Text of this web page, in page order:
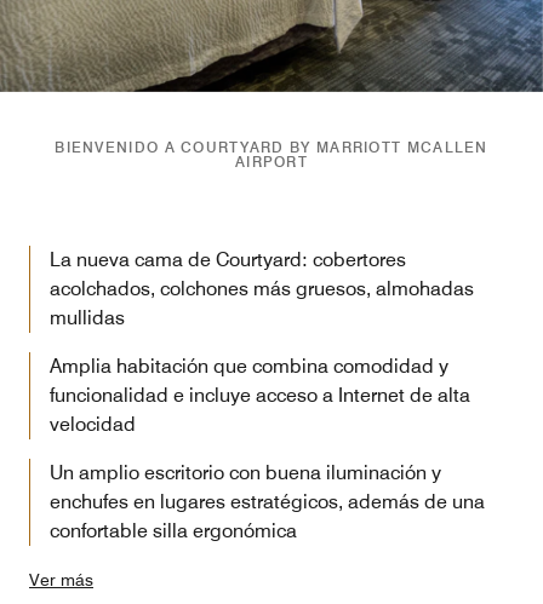
BIENVENIDO A COURTYARD BY MARRIOTT MCALLEN
AIRPORT
La nueva cama de Courtyard: cobertores
acolchados, colchones más gruesos, almohadas
mullidas
Amplia habitación que combina comodidad y
funcionalidad e incluye acceso a Internet de alta
velocidad
Un amplio escritorio con buena iluminación y
enchufes en lugares estratégicos, además de una
confortable silla ergonómica
Ver más